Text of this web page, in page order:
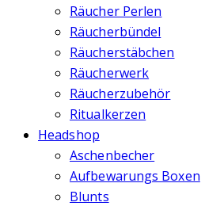
Räucher Perlen
Räucherbündel
Räucherstäbchen
Räucherwerk
Räucherzubehör
Ritualkerzen
Headshop
Aschenbecher
Aufbewarungs Boxen
Blunts